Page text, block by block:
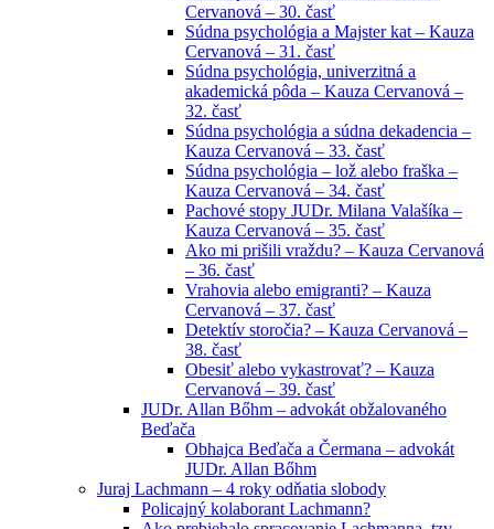
Cervanová – 30. časť
Súdna psychológia a Majster kat – Kauza
Cervanová – 31. časť
Súdna psychológia, univerzitná a
akademická pôda – Kauza Cervanová –
32. časť
Súdna psychológia a súdna dekadencia –
Kauza Cervanová – 33. časť
Súdna psychológia – lož alebo fraška –
Kauza Cervanová – 34. časť
Pachové stopy JUDr. Milana Valašíka –
Kauza Cervanová – 35. časť
Ako mi prišili vraždu? – Kauza Cervanová
– 36. časť
Vrahovia alebo emigranti? – Kauza
Cervanová – 37. časť
Detektív storočia? – Kauza Cervanová –
38. časť
Obesiť alebo vykastrovať? – Kauza
Cervanová – 39. časť
JUDr. Allan Bőhm – advokát obžalovaného
Beďača
Obhajca Beďača a Čermana – advokát
JUDr. Allan Bőhm
Juraj Lachmann – 4 roky odňatia slobody
Policajný kolaborant Lachmann?